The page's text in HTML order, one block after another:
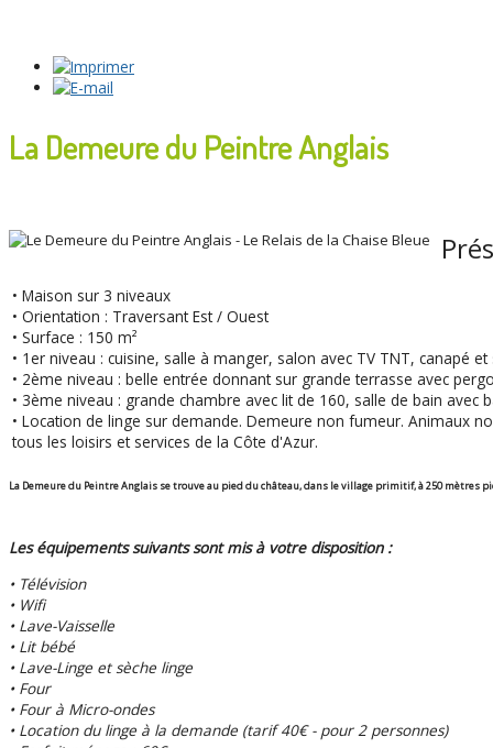
La Demeure du Peintre Anglais
• Maison sur 3 niveaux
• Orientation : Traversant Est / Ouest
• Surface : 150 m²
• 1er niveau : cuisine, salle à manger, salon avec TV TNT, canapé et
• 2ème niveau : belle entrée donnant sur grande terrasse avec
• 3ème niveau : grande chambre avec lit de 160, salle de bain avec
• Location de linge sur demande. Demeure non fumeur. Animaux
tous les loisirs et services de la Côte d'Azur.
La Demeure du Peintre Anglais se trouve au pied du château, dans le village primitif, à 250 mètres
Les équipements suivants sont mis à votre disposition :
• Télévision
• Wifi
• Lave-Vaisselle
• Lit bébé
• Lave-Linge et sèche linge
• Four
• Four à Micro-ondes
• Location du linge à la demande (tarif 40€ - pour 2 personnes)